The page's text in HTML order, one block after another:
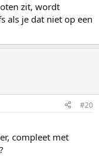
zit, wordt
als je dat niet op een
#20
compleet met